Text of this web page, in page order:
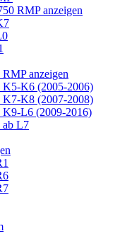
RMP anzeigen
anzeigen
K6 (2005-2006)
K8 (2007-2008)
L6 (2009-2016)
ab L7